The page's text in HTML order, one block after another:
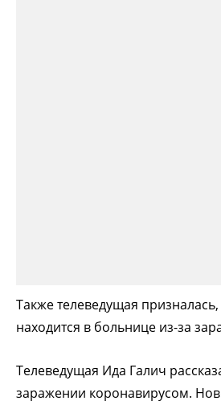
Также телеведущая призналась,
находится в больнице из-за
Телеведущая Ида Галич
заражении коронавирусом.